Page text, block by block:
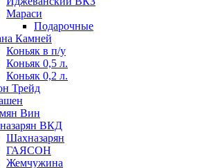
Мараси
Подарочные
Камней
Коньяк в п/у
Коньяк 0,5 л.
Коньяк 0,2 л.
Трейд
Вин
ВКД
Шахназарян
ГАЯСОН
Жемчужина